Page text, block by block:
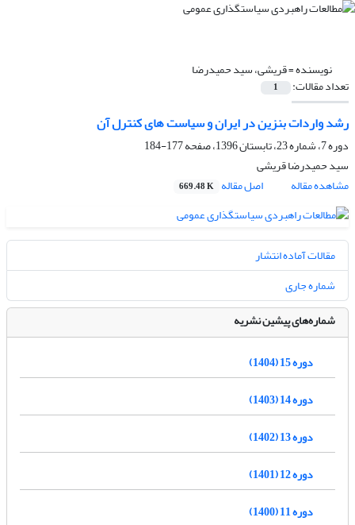
نویسنده =قریشی، سید حمیدرضا
تعداد مقالات: 1
رشد واردات بنزین در ایران و سیاست های کنترل آن
دوره 7، شماره 23، تابستان 1396، صفحه
177-184
سید حمیدرضا قریشی
مشاهده مقاله
اصل مقاله 669.48 K
مقالات آماده انتشار
شماره جاری
شماره‌های پیشین نشریه
دوره 15 (1404)
دوره 14 (1403)
دوره 13 (1402)
دوره 12 (1401)
دوره 11 (1400)